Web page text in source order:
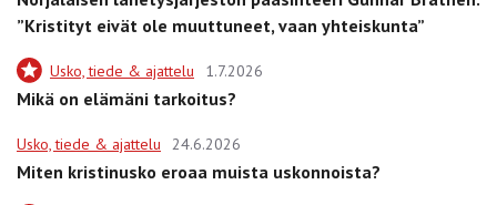
”Kristityt eivät ole muuttuneet, vaan yhteiskunta”
Usko, tiede & ajattelu 1.7.2026
Mikä on elämäni tarkoitus?
Usko, tiede & ajattelu 24.6.2026
Miten kristinusko eroaa muista uskonnoista?